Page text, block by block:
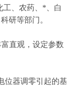
工、农药、*、白
研等部门。
直观，设定参数
位器调零引起的基